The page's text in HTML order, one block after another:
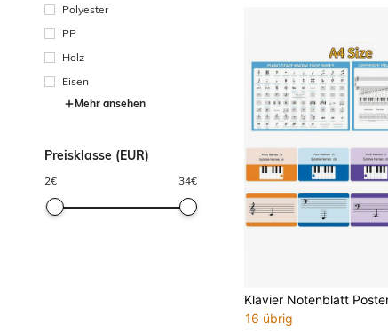
Polyester
PP
Holz
Eisen
Mehr ansehen
Preisklasse (EUR)
2€ 34€
16 übrig